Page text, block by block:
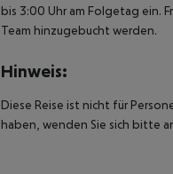
bis 3:00 Uhr am Folgetag ein.
Team hinzugebucht werden.
Hinweis:
Diese Reise ist nicht für
haben, wenden Sie sich bitte